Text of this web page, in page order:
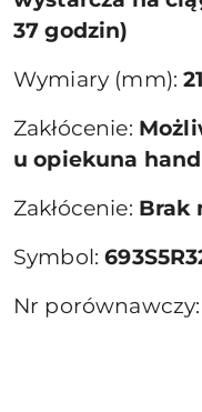
37 godzin)
Wymiary (mm):
Zakłócenie:
u opiekuna
Zakłócenie: Brak
Symbol:
Nr porównawczy: